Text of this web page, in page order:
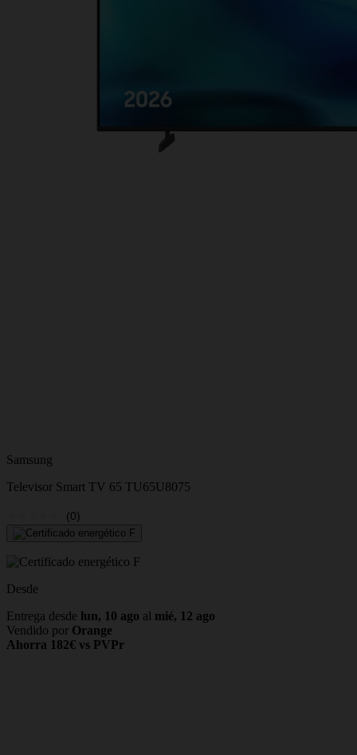
Samsung
Televisor Smart TV 65 TU65U8075
(0)
Desde
Entrega desde lun, 10 ago al mié, 12 ago
Vendido por Orange
Ahorra 182€ vs PVPr